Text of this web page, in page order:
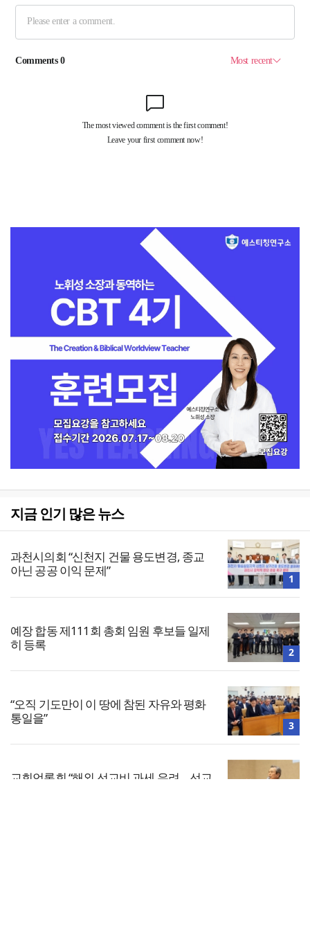
지금 인기 많은 뉴스
과천시의회 “신천지 건물 용도변경, 종교
아닌 공공 이익 문제”
1
예장 합동 제111회 총회 임원 후보들 일제
히 등록
2
“오직 기도만이 이 땅에 참된 자유와 평화
통일을”
3
교회언론회 “해외 선교비 과세 우려… 선교